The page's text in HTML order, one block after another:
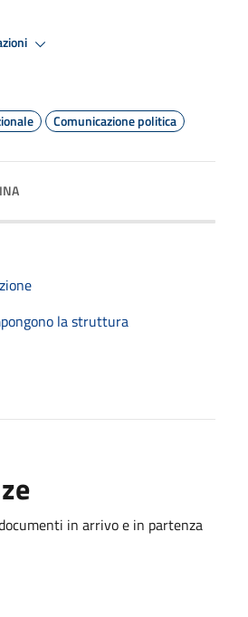
Comunicazione politica
la struttura
in arrivo e in partenza